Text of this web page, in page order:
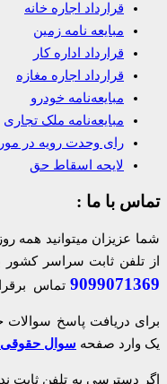
قرارداد اجاره خانه
مبایعه نامه زمین
قرارداد اداره کار
قرارداد اجاره مغازه
مبایعه‌نامه خودرو
مبایعه‌نامه ملک تجاری
رای وحدت رویه در
لایحه اسقاط حق
تماس با ما :
از تلفن ثابت سراسر
9099071369 تماس
برای دریافت پاسخ
یک وارد صفحه سوال حقوقی
اگر دسترسی به تلفن ثابت